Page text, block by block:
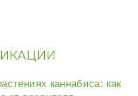
каннабиса: как